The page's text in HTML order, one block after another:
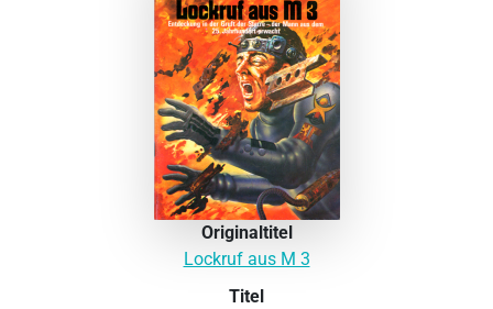
Originaltitel
Lockruf aus M 3
Titel